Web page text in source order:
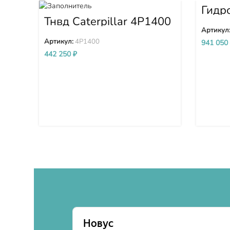
Тнвд Caterpillar 4P1400
Артикул:4P1400
442 250₽
Артикул:
941 050